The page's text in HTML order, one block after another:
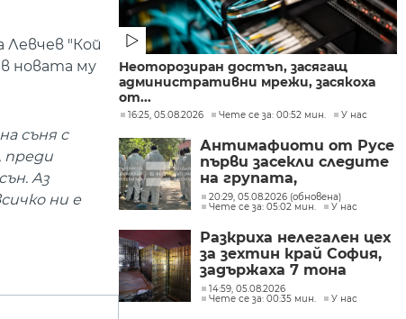
"Кой
новата му
съня с
преди
Аз
ни е
Неоторозиран достъп, засягащ
административни мрежи, засякоха
от...
16:25, 05.08.2026 Чете се за: 00:52 мин. У нас
Антимафиоти от Русе
първи засекли следите
на групата,
произвеждала
фентанил в София
20:29, 05.08.2026 (обновена)
Чете се за: 05:02 мин.
У нас
Разкриха нелегален цех
за зехтин край София,
задържаха 7 тона
продукт без марка
14:59, 05.08.2026
Чете се за: 00:35 мин.
У нас